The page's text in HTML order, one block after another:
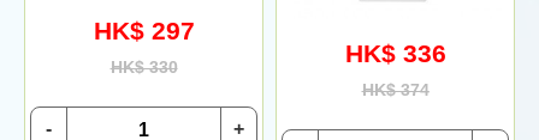
HK$ 297
HK$ 330
+
-
HK$ 336
HK$ 374